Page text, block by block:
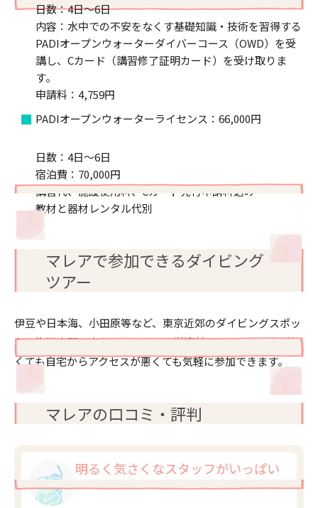
日数：4日～6日
内容：水中での不安をなくす基礎知識・技術を習得する
PADIオープンウォーターダイバーコース（OWD）を受
講し、Cカード（講習修了証明カード）を受け取りま
す。
申請料：4,759円
PADIオープンウォーターライセンス：66,000円
日数：4日～6日
宿泊費：70,000円
講習代、施設使用料、Cカード発行申請料込み
教材と器材レンタル代別
マレアで参加できるダイビング
ツアー
伊豆や日本海、小田原等など、東京近郊のダイビングスポッ
トへ海洋実習に出かけています。送迎付きですので、車が無
くても自宅からアクセスが悪くても気軽に参加できます。
マレアの口コミ・評判
明るく気さくなスタッフがいっぱい